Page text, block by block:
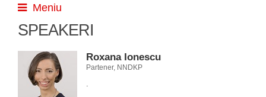
Meniu
SPEAKERI
Roxana Ionescu
Partener, NNDKP
.